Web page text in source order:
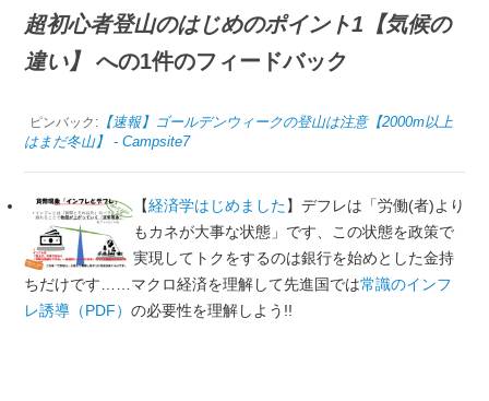
超初心者登山のはじめのポイント1【気候の
違い】
への1件のフィードバック
ピンバック:【速報】ゴールデンウィークの登山は注意【2000m以上
はまだ冬山】 - Campsite7
【経済学はじめました】デフレは「労働(者)より
もカネが大事な状態」です、この状態を政策で
実現してトクをするのは銀行を始めとした金持
ちだけです……マクロ経済を理解して先進国では常識のインフ
レ誘導（PDF） の必要性を理解しよう!!